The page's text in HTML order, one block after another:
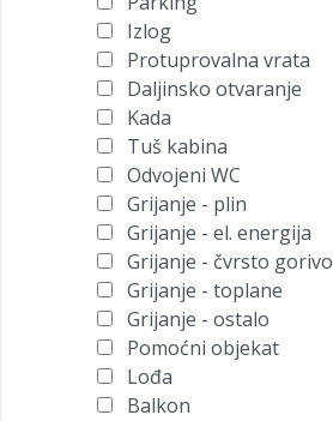
Izlog
Protuprovalna vrata
Daljinsko otvaranje
Kada
Tuš kabina
Odvojeni WC
Grijanje - plin
Grijanje - el. energija
Grijanje - čvrsto gorivo
Grijanje - toplane
Grijanje - ostalo
Pomoćni objekat
Lođa
Balkon